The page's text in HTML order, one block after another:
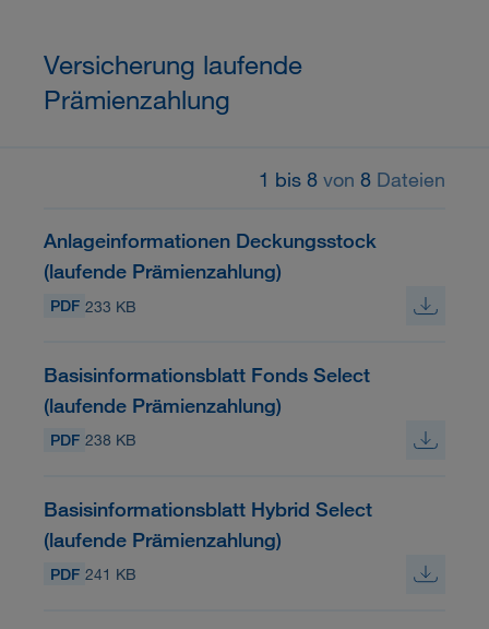
Versicherung laufende
Prämienzahlung
1 bis 8 von8 Dateien
Anlageinformationen Deckungsstock
(laufende Prämienzahlung)
PDF 233 KB
Basisinformationsblatt Fonds Select
(laufende Prämienzahlung)
PDF 238 KB
Basisinformationsblatt Hybrid Select
(laufende Prämienzahlung)
PDF 241 KB